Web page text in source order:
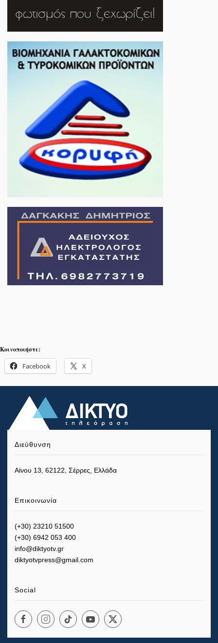
Κοινοποιήστε:
Facebook X
Διεύθυνση
Αίνου 13, 62122, Σέρρες, Ελλάδα
Επικοινωνία
(+30) 23210 51500
(+30) 6942 053 400
info@diktyotv.gr
diktyotvpress@gmail.com
Social